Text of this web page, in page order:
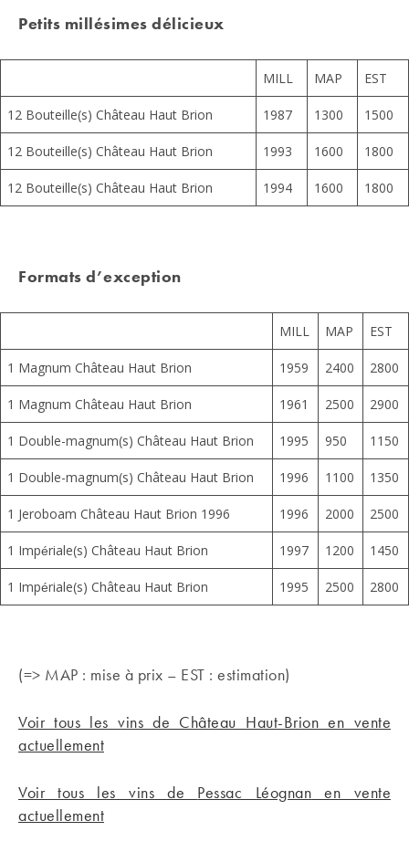
Petits millésimes délicieux
MILL MAP EST
12 Bouteille(s) Château Haut Brion 1987 1300 1500
12 Bouteille(s) Château Haut Brion 1993 1600 1800
12 Bouteille(s) Château Haut Brion 1994 1600 1800
Formats d’exception
MILL MAP EST
1 Magnum Château Haut Brion 1959 2400 2800
1 Magnum Château Haut Brion 1961 2500 2900
1 Double-magnum(s) Château Haut Brion 1995 950 1150
1 Double-magnum(s) Château Haut Brion 1996 1100 1350
1 Jeroboam Château Haut Brion 1996 1996 2000 2500
1 Impériale(s) Château Haut Brion 1997 1200 1450
1 Impériale(s) Château Haut Brion 1995 2500 2800
(=> MAP : mise à prix – EST : estimation)
Voir tous les vins de Château Haut-Brion en vente
actuellement
Voir tous les vins de Pessac Léognan en vente
actuellement